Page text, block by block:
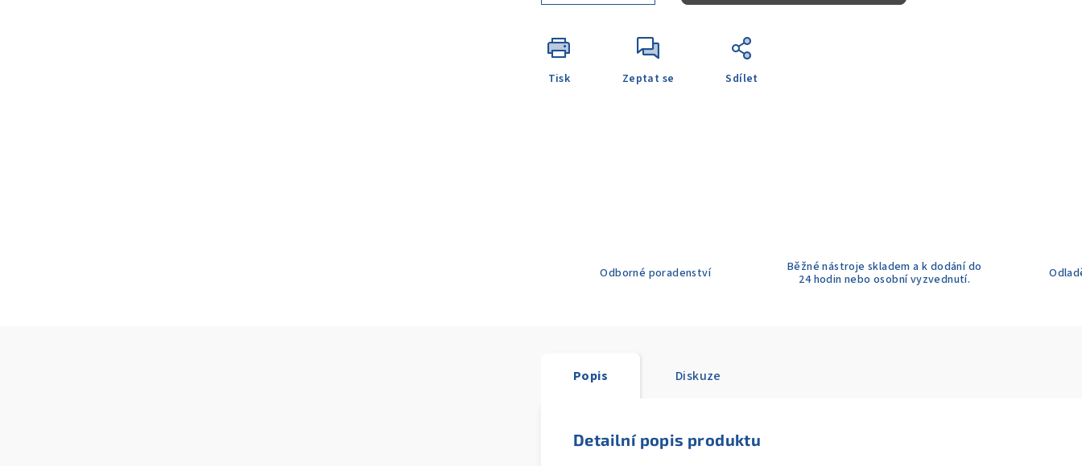
Tisk Zeptat se Sdílet
Odborné poradenství
Běžné nástroje skladem a k dodání do
24 hodin nebo osobní vyzvednutí.
Popis Diskuze
Detailní popis produktu